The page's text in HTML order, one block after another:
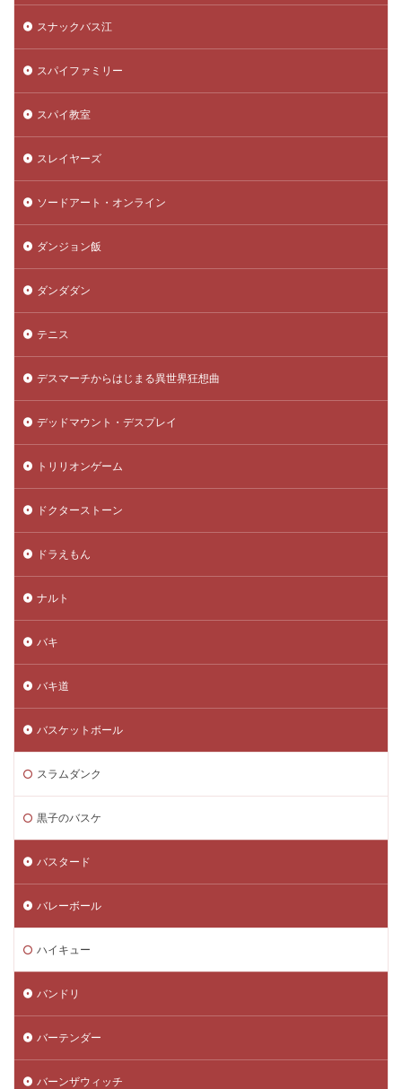
スナックバス江
スパイファミリー
スパイ教室
スレイヤーズ
ソードアート・オンライン
ダンジョン飯
ダンダダン
テニス
デスマーチからはじまる異世界狂想曲
デッドマウント・デスプレイ
トリリオンゲーム
ドクターストーン
ドラえもん
ナルト
バキ
バキ道
バスケットボール
スラムダンク
黒子のバスケ
バスタード
バレーボール
ハイキュー
バンドリ
バーテンダー
バーンザウィッチ